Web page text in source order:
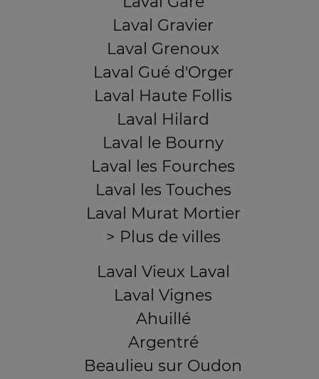
Laval Gravier
Laval Grenoux
Laval Gué d'Orger
Laval Haute Follis
Laval Hilard
Laval le Bourny
Laval les Fourches
Laval les Touches
Laval Murat Mortier
> Plus de villes
Laval Vieux Laval
Laval Vignes
Ahuillé
Argentré
Beaulieu sur Oudon